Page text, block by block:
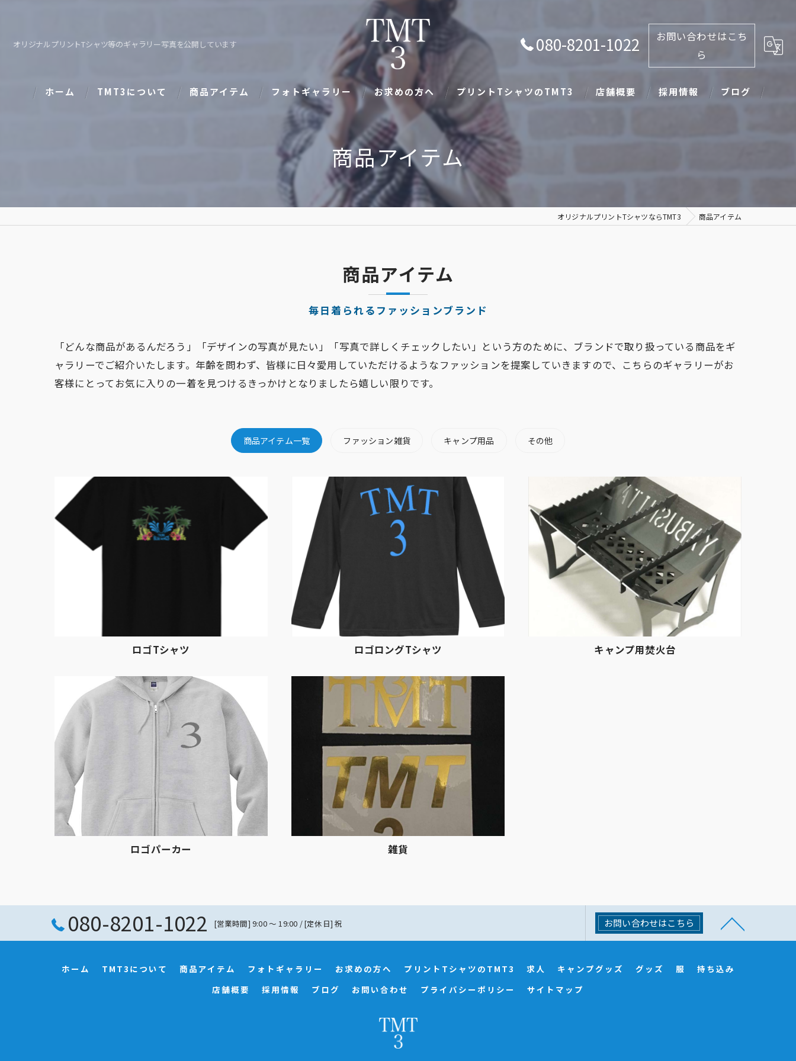
オリジナルプリントTシャツ等のギャラリー写真を公開しています 080-8201-1022
お問い合わせはこち
ら
ホーム TMT3について 商品アイテム フォトギャラリー お求めの方へ プリントTシャツのTMT3
求人
キャンプグッズ
グッズ
店舗概要 採用情報 ブログ
商品アイテム
オリジナルプリントTシャツならTMT3 商品アイテム
商品アイテム
毎日着られるファッションブランド
「どんな商品があるんだろう」「デザインの写真が見たい」「写真で詳しくチェックしたい」という方のために、ブランドで取り扱っている商品をギ
ャラリーでご紹介いたします。年齢を問わず、皆様に日々愛用していただけるようなファッションを提案していきますので、こちらのギャラリーがお
客様にとってお気に入りの一着を見つけるきっかけとなりましたら嬉しい限りです。
商品アイテム一覧 ファッション雑貨 キャンプ用品 その他
ロゴTシャツ ロゴロングTシャツ キャンプ用焚火台
ロゴパーカー 雑貨
080-8201-1022 [営業時間] 9:00 〜 19:00 / [定休日] 祝 お問い合わせはこちら
ホーム TMT3について 商品アイテム フォトギャラリー お求めの方へ プリントTシャツのTMT3 求人 キャンプグッズ グッズ 服
持ち込み
店舗概要
採用情報 ブログ お問い合わせ プライバシーポリシー サイトマップ